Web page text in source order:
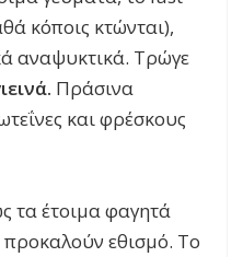
κόποις κτώνται),
αναψυκτικά. Τρώγε
Πράσινα
και φρέσκους
τα έτοιμα φαγητά
προκαλούν εθισμό. Το